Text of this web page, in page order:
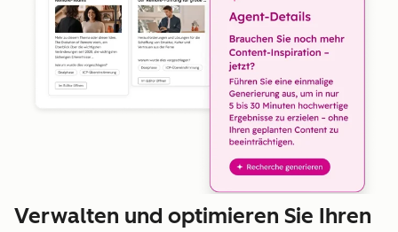
Verwalten und optimieren Sie Ihren